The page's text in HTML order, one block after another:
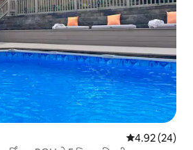
औसत रेटिंग 5 में
4.92 (24)